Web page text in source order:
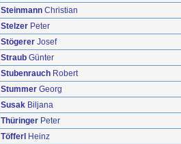
Steinmann Christian
Stelzer Peter
Stögerer Josef
Straub Günter
Stubenrauch Robert
Stummer Georg
Susak Biljana
Thüringer Peter
Töfferl Heinz